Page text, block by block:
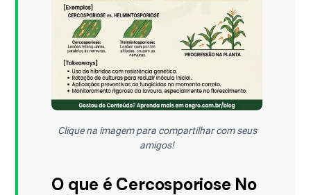
Clique na imagem para compartilhar com seus
amigos!
O que é Cercosporiose No